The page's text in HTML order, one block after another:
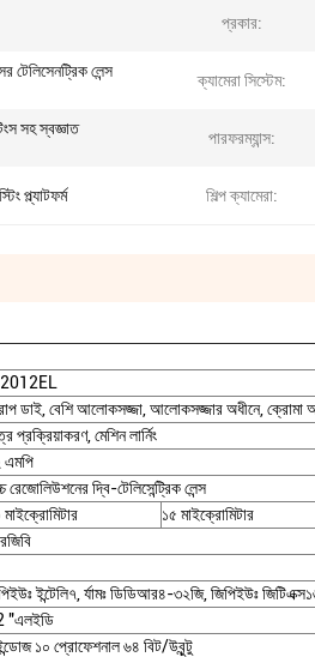
প্রকার:
টেলিসেনট্রিক লেন্স
ক্যামেরা সিস্টেম:
সহ স্বজ্ঞাত
পারফরম্যান্স:
প্ল্যাটফর্ম শিল্প ক্যামেরা:
ডাই, বেশি আলোকসজ্জা, আলোকসজ্জার অধীনে, ক্রোমা
প্রক্রিয়াকরণ, মেশিন লার্নিং
এমপি
রেজোলিউশনের দ্বি-টেলিসেন্ট্রিক লেন্স
মাইক্রোমিটার
১৫ মাইক্রোমিটার
ইন্টেলি৭, র্যামঃ ডিডিআর৪-৩২জি, জিপিইউঃ
"এলইডি
১০ প্রোফেশনাল ৬৪ বিট/উবুন্টু